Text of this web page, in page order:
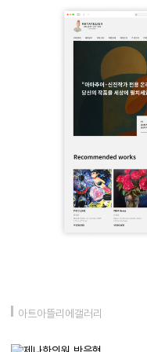
아트아뜰리에갤러리